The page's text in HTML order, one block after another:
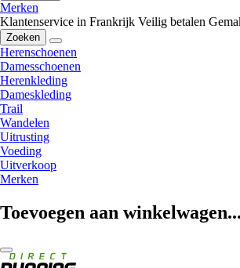
Merken
Klantenservice in Frankrijk Veilig betalen
Zoeken
Herenschoenen
Damesschoenen
Herenkleding
Dameskleding
Trail
Wandelen
Uitrusting
Voeding
Uitverkoop
Merken
Toevoegen aan winkelwagen...